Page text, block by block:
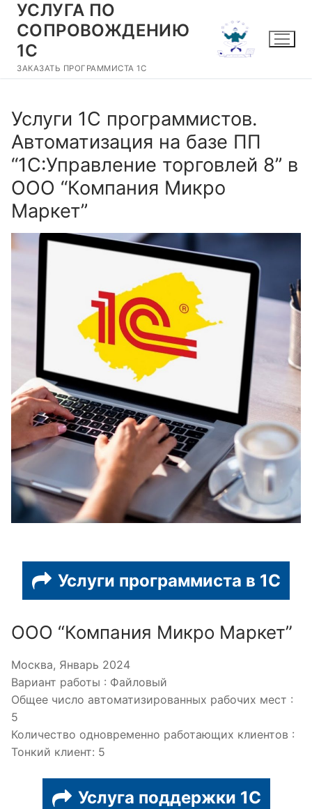
Перейти
содержимому
УСЛУГА ПО
СОПРОВОЖДЕНИЮ
1С
ЗАКАЗАТЬ ПРОГРАММИСТА 1С
Услуги 1С программистов.
Автоматизация на базе ПП
“1С:Управление торговлей 8” в
ООО “Компания Микро
Маркет”
Услуги программиста в 1С
ООО “Компания Микро Маркет”
Москва, Январь 2024
Вариант работы : Файловый
Общее число автоматизированных рабочих мест :
5
Количество одновременно работающих клиентов :
Тонкий клиент: 5
Услуга поддержки 1С